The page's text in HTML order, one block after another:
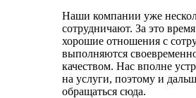
Наши компании уже
сотрудничают. За это
хорошие отношения с
выполняются
качеством. Нас вполне
на услуги, поэтому и
обращаться сюда.